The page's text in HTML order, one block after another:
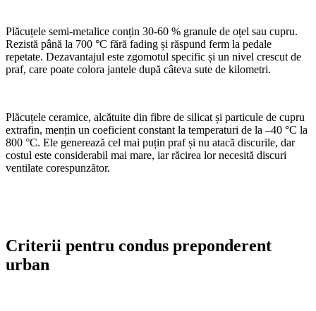
Plăcuțele semi-metalice conțin 30-60 % granule de oțel sau cupru.
Rezistă până la 700 °C fără fading și răspund ferm la pedale
repetate. Dezavantajul este zgomotul specific și un nivel crescut de
praf, care poate colora jantele după câteva sute de kilometri.
Plăcuțele ceramice, alcătuite din fibre de silicat și particule de cupru
extrafin, mențin un coeficient constant la temperaturi de la –40 °C la
800 °C. Ele generează cel mai puțin praf și nu atacă discurile, dar
costul este considerabil mai mare, iar răcirea lor necesită discuri
ventilate corespunzător.
Criterii pentru condus preponderent
urban